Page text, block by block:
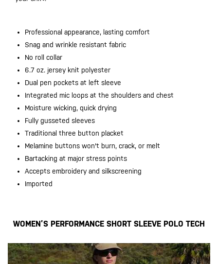
Professional appearance, lasting comfort
Snag and wrinkle resistant fabric
No roll collar
6.7 oz. jersey knit polyester
Dual pen pockets at left sleeve
Integrated mic loops at the shoulders and chest
Moisture wicking, quick drying
Fully gusseted sleeves
Traditional three button placket
Melamine buttons won't burn, crack, or melt
Bartacking at major stress points
Accepts embroidery and silkscreening
Imported
WOMEN’S PERFORMANCE SHORT SLEEVE POLO TECH